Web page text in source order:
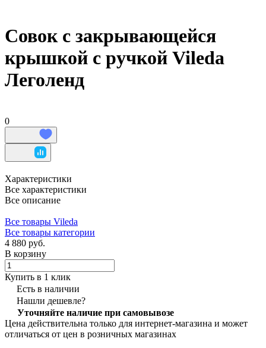
Совок с закрывающейся
крышкой с ручкой Vileda
Леголенд
0
Характеристики
Все характеристики
Все описание
Все товары Vileda
Все товары категории
4 880 руб.
В корзину
Купить в 1 клик
Есть в наличии
Нашли дешевле?
Уточняйте наличие при самовывозе
Цена действительна только для интернет-магазина и может
отличаться от цен в розничных магазинах